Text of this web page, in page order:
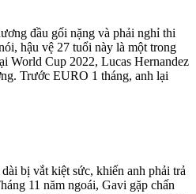
đầu gối nặng và phải nghỉ thi
hậu vệ 27 tuổi này là một trong
World Cup 2022, Lucas Hernandez
Trước EURO 1 tháng, anh lại
bị vắt kiệt sức, khiến anh phải trả
11 năm ngoái, Gavi gặp chấn